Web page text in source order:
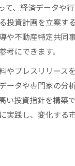
て、経済データや
投資計画を立案す
や不動産特定共同
考にできます。
やプレスリリース
ータや専門家の分
い投資指針を構築
実践し、変化する